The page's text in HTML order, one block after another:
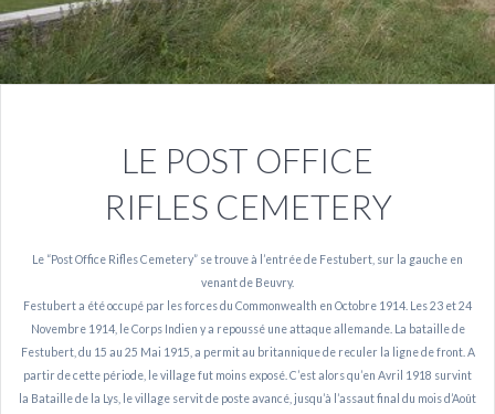
LE POST OFFICE
RIFLES CEMETERY
Le “Post Office Rifles Cemetery” se trouve à l’entrée de Festubert, sur la gauche en
venant de Beuvry.
Festubert a été occupé par les forces du Commonwealth en Octobre 1914. Les 23 et 24
Novembre 1914, le Corps Indien y a repoussé une attaque allemande. La bataille de
Festubert, du 15 au 25 Mai 1915, a permit au britannique de reculer la ligne de front. A
partir de cette période, le village fut moins exposé. C’est alors qu’en Avril 1918 survint
la Bataille de la Lys, le village servit de poste avancé, jusqu’à l’assaut final du mois d’Août